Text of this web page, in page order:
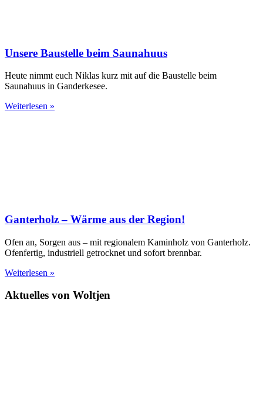
Unsere Baustelle beim Saunahuus
Heute nimmt euch Niklas kurz mit auf die Baustelle beim
Saunahuus in Ganderkesee.
Weiterlesen »
Ganterholz – Wärme aus der Region!
Ofen an, Sorgen aus – mit regionalem Kaminholz von Ganterholz.
Ofenfertig, industriell getrocknet und sofort brennbar.
Weiterlesen »
Aktuelles von Woltjen